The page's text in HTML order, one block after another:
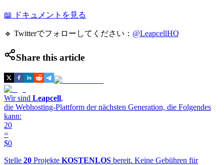
📖 ドキュメントを見る
🔹 Twitterでフォローしてください： @LeapcellHQ
Share this article
Wir sind Leapcell,
die Webhosting-Plattform der nächsten Generation, die Folgendes
kann:
20
=
$0
Stelle 20 Projekte KOSTENLOS bereit. Keine Gebühren für